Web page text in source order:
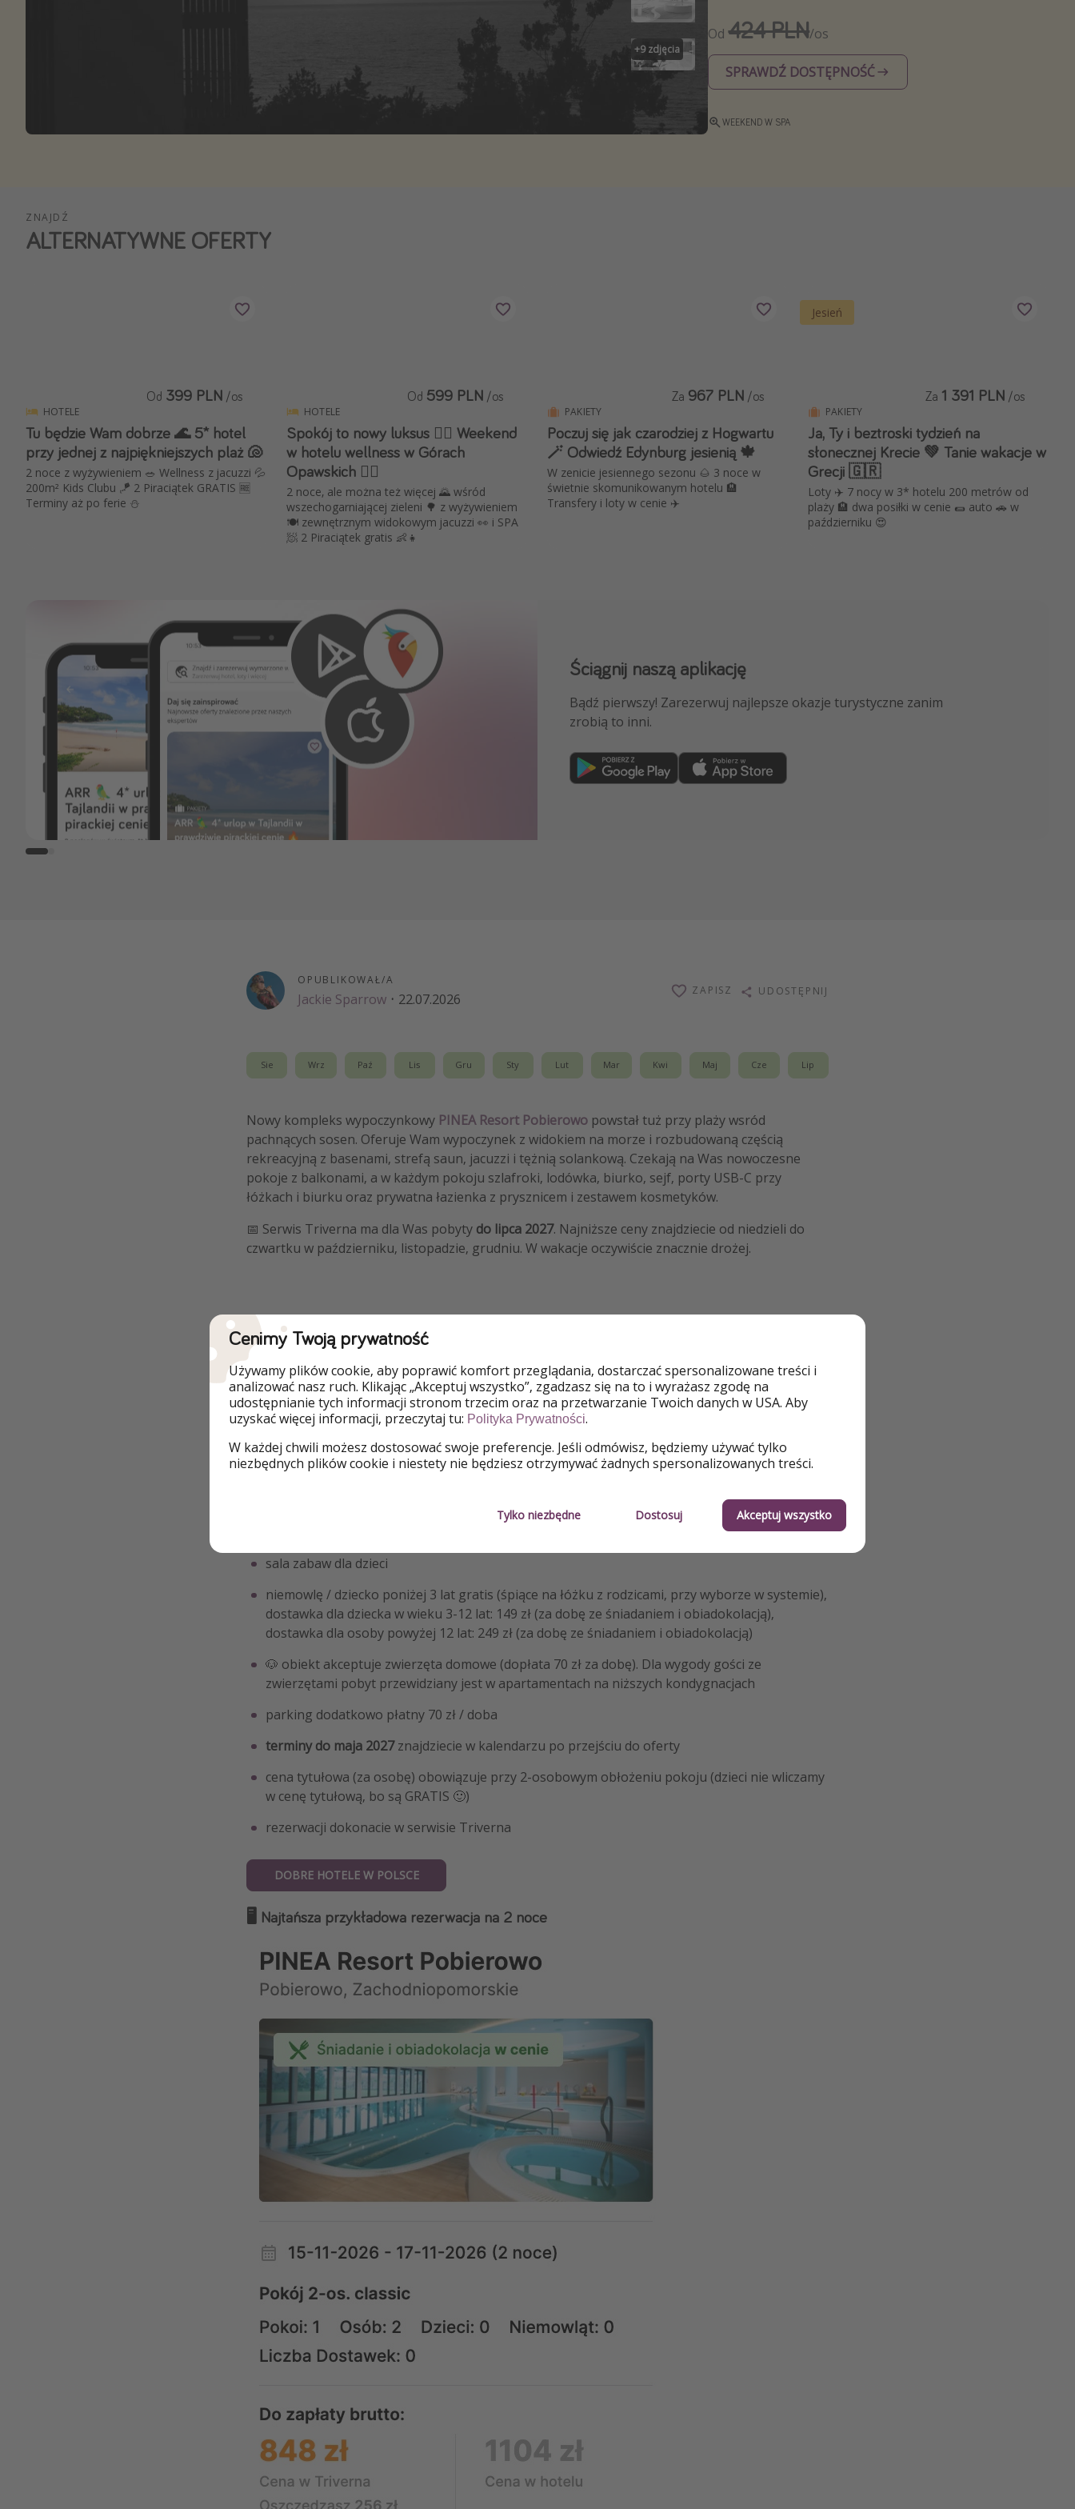
+9 zdjęcia
Od424 PLN/os
SPRAWDŹ DOSTĘPNOŚĆ
WEEKEND W SPA
ZNAJDŹ
ALTERNATYWNE OFERTY
HOTELE
Tu będzie Wam dobrze 🌊 5* hotel
przy jednej z najpiękniejszych plaż 🐚
2 noce z wyżywieniem 🥗 Wellness z jacuzzi 💦
200m² Kids Clubu 🪁 2 Piraciątek GRATIS 🆓
Terminy aż po ferie ⛄️
Od 399 PLN /os
HOTELE
Spokój to nowy luksus 💆‍♀️ Weekend
w hotelu wellness w Górach
Opawskich 🚴‍♂️
2 noce, ale można też więcej 🌄 wśród
wszechogarniającej zieleni 🌳 z wyżywieniem
🍽 zewnętrznym widokowym jacuzzi 👀 i SPA
🧖 2 Piraciątek gratis 👶👧
Od 599 PLN /os
PAKIETY
Poczuj się jak czarodziej z Hogwartu
🪄 Odwiedź Edynburg jesienią 🍁
W zenicie jesiennego sezonu 🌰 3 noce w
świetnie skomunikowanym hotelu 🏨
Transfery i loty w cenie ✈️
Za 967 PLN /os
Jesień
PAKIETY
Ja, Ty i beztroski tydzień na
słonecznej Krecie 💚 Tanie wakacje w
Grecji 🇬🇷
Loty ✈️ 7 nocy w 3* hotelu 200 metrów od
plaży 🏨 dwa posiłki w cenie 🌯 auto 🚗 w
październiku 😍
Za 1 391 PLN /os
Ściągnij naszą aplikację
Bądź pierwszy! Zarezerwuj najlepsze okazje turystyczne zanim
zrobią to inni.
Dołącz do naszego kanału na WhatsApp
NAJLEPSZE oferty podróżnicze, porady ekspertów i wiele więcej!
Dołącz teraz
OPUBLIKOWAŁ/A
Jackie Sparrow · 22.07.2026
ZAPISZ UDOSTĘPNIJ
Sie Wrz Paź Lis Gru Sty Lut Mar Kwi Maj Cze Lip
Nowy kompleks wypoczynkowy PINEA Resort Pobierowo powstał tuż przy plaży wsród
pachnących sosen. Oferuje Wam wypoczynek z widokiem na morze i rozbudowaną częścią
rekreacyjną z basenami, strefą saun, jacuzzi i tężnią solankową. Czekają na Was nowoczesne
pokoje z balkonami, a w każdym pokoju szlafroki, lodówka, biurko, sejf, porty USB-C przy
łóżkach i biurku oraz prywatna łazienka z prysznicem i zestawem kosmetyków.
📅 Serwis Triverna ma dla Was pobyty do lipca 2027. Najniższe ceny znajdziecie od niedzieli do
czwartku w październiku, listopadzie, grudniu. W wakacje oczywiście znacznie drożej.
Szczegóły
PRZEJDŹ DO OFERTY
min. 2 noclegi w PINEA Resort Pobierowo
wyżywienie:HB - śniadania i obiadokolacje
sala zabaw dla dzieci
niemowlę / dziecko poniżej 3 lat gratis (śpiące na łóżku z rodzicami, przy wyborze w systemie),
dostawka dla dziecka w wieku 3-12 lat: 149 zł (za dobę ze śniadaniem i obiadokolacją),
dostawka dla osoby powyżej 12 lat: 249 zł (za dobę ze śniadaniem i obiadokolacją)
🐶 obiekt akceptuje zwierzęta domowe (dopłata 70 zł za dobę). Dla wygody gości ze
zwierzętami pobyt przewidziany jest w apartamentach na niższych kondygnacjach
parking dodatkowo płatny 70 zł / doba
terminy do maja 2027znajdziecie w kalendarzu po przejściu do oferty
cena tytułowa (za osobę) obowiązuje przy 2-osobowym obłożeniu pokoju (dzieci nie wliczamy
w cenę tytułową, bo są GRATIS 🙂)
rezerwacji dokonacie w serwisie Triverna
DOBRE HOTELE W POLSCE
🖥️ Najtańsza przykładowa rezerwacja na 2 noce
Cenimy Twoją prywatność
Używamy plików cookie, aby poprawić komfort przeglądania, dostarczać spersonalizowane treści i
analizować nasz ruch. Klikając „Akceptuj wszystko”, zgadzasz się na to i wyrażasz zgodę na
udostępnianie tych informacji stronom trzecim oraz na przetwarzanie Twoich danych w USA. Aby
uzyskać więcej informacji, przeczytaj tu: Polityka Prywatności.
W każdej chwili możesz dostosować swoje preferencje. Jeśli odmówisz, będziemy używać tylko
niezbędnych plików cookie i niestety nie będziesz otrzymywać żadnych spersonalizowanych treści.
Tylko niezbędne Dostosuj Akceptuj wszystko